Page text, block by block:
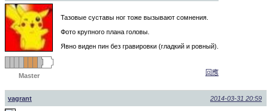
Master
Тазовые суставы ног тоже вызывают сомнения.
Фото крупного плана головы.
Явно виден пин без гравировки (гладкий и ровный).
回應
vagrant 2014-03-31 20:59